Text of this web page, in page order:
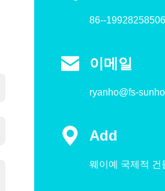
86--19928258506
 이메일
ryanho@fs-
 Add
웨이예 국제적 건